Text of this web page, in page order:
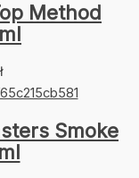
Method
Smoke